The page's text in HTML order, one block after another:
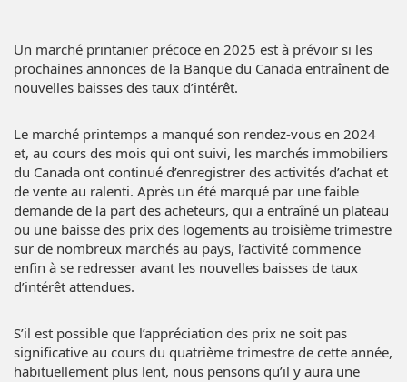
Un marché printanier précoce en 2025 est à prévoir si les
prochaines annonces de la Banque du Canada entraînent de
nouvelles baisses des taux d’intérêt.
Le marché printemps a manqué son rendez-vous en 2024
et, au cours des mois qui ont suivi, les marchés immobiliers
du Canada ont continué d’enregistrer des activités d’achat et
de vente au ralenti. Après un été marqué par une faible
demande de la part des acheteurs, qui a entraîné un plateau
ou une baisse des prix des logements au troisième trimestre
sur de nombreux marchés au pays, l’activité commence
enfin à se redresser avant les nouvelles baisses de taux
d’intérêt attendues.
S’il est possible que l’appréciation des prix ne soit pas
significative au cours du quatrième trimestre de cette année,
habituellement plus lent, nous pensons qu’il y aura une